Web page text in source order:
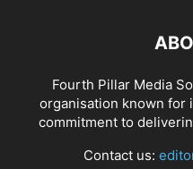
Fourth Pillar Media
organisation known for
commitment to
Contact us: